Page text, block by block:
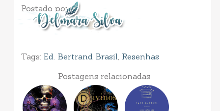
Postado por
Tags: Ed. Bertrand Brasil Resenhas
Postagens relacionadas